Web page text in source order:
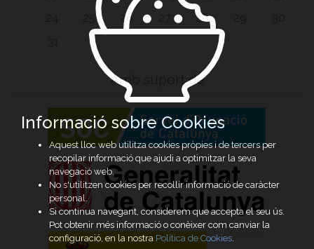
26 28
Amb suport de
Informació sobre Cookies
Aquest lloc web utilitza cookies pròpies i de tercers per
recopilar informació que ajudi a optimitzar la seva
navegació web.
No s'utilitzen cookies per recollir informació de caràcter
personal.
Si continua navegant, considerem que accepta el seu ús.
Pot obtenir més informació o conèixer com canviar la
configuració, en la nostra Política de Cookies.